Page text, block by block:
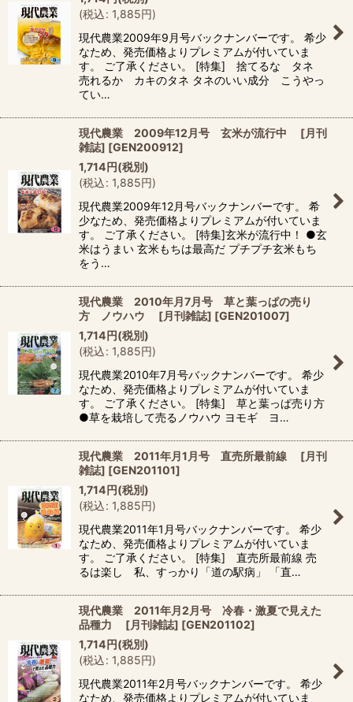
(税込: 1,885円)
現代農業2009年9月号バックナンバーです。 希少
なため、発売価格よりプレミアムが付いていま
す。 ご了承ください。 [特集] 捨てるな タネ
売れるか カキのタネ タネのいい成分 こうやっ
てい…
現代農業 2009年12月号 玄米が流行中 [月刊
雑誌] [GEN200912]
1,714円(税別)
(税込: 1,885円)
現代農業2009年12月号バックナンバーです。 希
少なため、発売価格よりプレミアムが付いていま
す。 ご了承ください。 [特集]玄米が流行中！ ●玄
米はうまい 玄米もちは最高だ プチプチ玄米もち
をう…
現代農業 2010年月7月号 草と葉っぱの売り
方 ノウハウ [月刊雑誌] [GEN201007]
1,714円(税別)
(税込: 1,885円)
現代農業2010年7月号バックナンバーです。 希少
なため、発売価格よりプレミアムが付いていま
す。 ご了承ください。 [特集] 草と葉っぱ売り方
●草を栽培して売るノウハウ ヨモギ ヨ…
現代農業 2011年月1月号 直売所最前線 [月刊
雑誌] [GEN201101]
1,714円(税別)
(税込: 1,885円)
現代農業2011年1月号バックナンバーです。 希少
なため、発売価格よりプレミアムが付いていま
す。 ご了承ください。 [特集] 直売所最前線 売
るは楽し 私、すっかり「道の駅病」 「直…
現代農業 2011年月2月号 冷春・激夏で見えた
品種力 [月刊雑誌] [GEN201102]
1,714円(税別)
(税込: 1,885円)
現代農業2011年2月号バックナンバーです。 希少
なため、発売価格よりプレミアムが付いていま